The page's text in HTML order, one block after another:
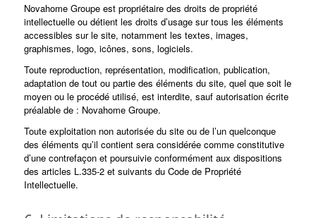
Novahome Groupe est propriétaire des droits de propriété
intellectuelle ou détient les droits d’usage sur tous les éléments
accessibles sur le site, notamment les textes, images,
graphismes, logo, icônes, sons, logiciels.
Toute reproduction, représentation, modification, publication,
adaptation de tout ou partie des éléments du site, quel que soit le
moyen ou le procédé utilisé, est interdite, sauf autorisation écrite
préalable de : Novahome Groupe.
Toute exploitation non autorisée du site ou de l’un quelconque
des éléments qu’il contient sera considérée comme constitutive
d’une contrefaçon et poursuivie conformément aux dispositions
des articles L.335-2 et suivants du Code de Propriété
Intellectuelle.